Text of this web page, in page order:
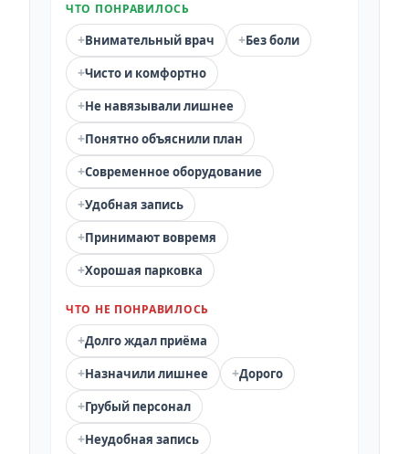
ЧТО ПОНРАВИЛОСЬ
+Внимательный врач +Без боли
+Чисто и комфортно
+Не навязывали лишнее
+Понятно объяснили план
+Современное оборудование
+Удобная запись
+Принимают вовремя
+Хорошая парковка
ЧТО НЕ ПОНРАВИЛОСЬ
+Долго ждал приёма
+Назначили лишнее +Дорого
+Грубый персонал
+Неудобная запись